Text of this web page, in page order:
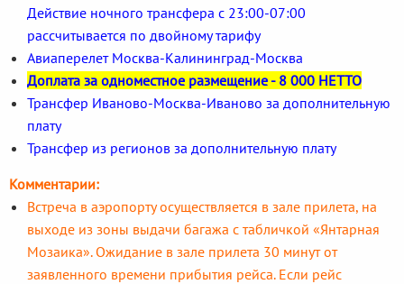
Действие ночного трансфера с 23:00-07:00
рассчитывается по двойному тарифу
Авиаперелет Москва-Калининград-Москва
Доплата за одноместное размещение - 8 000 НЕТТО
Трансфер Иваново-Москва-Иваново за дополнительную
плату
Трансфер из регионов за дополнительную плату
Комментарии:
Встреча в аэропорту осуществляется в зале прилета, на
выходе из зоны выдачи багажа с табличкой «Янтарная
Мозаика». Ожидание в зале прилета 30 минут от
заявленного времени прибытия рейса. Если рейс